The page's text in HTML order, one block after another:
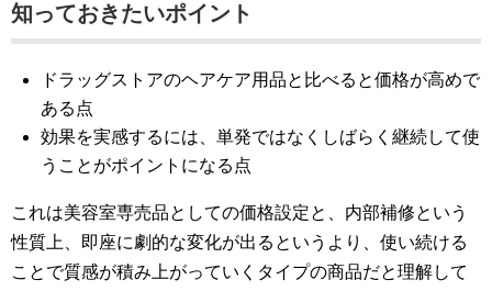
知っておきたいポイント
ドラッグストアのヘアケア用品と比べると価格が高めで
ある点
効果を実感するには、単発ではなくしばらく継続して使
うことがポイントになる点
これは美容室専売品としての価格設定と、内部補修という
性質上、即座に劇的な変化が出るというより、使い続ける
ことで質感が積み上がっていくタイプの商品だと理解して